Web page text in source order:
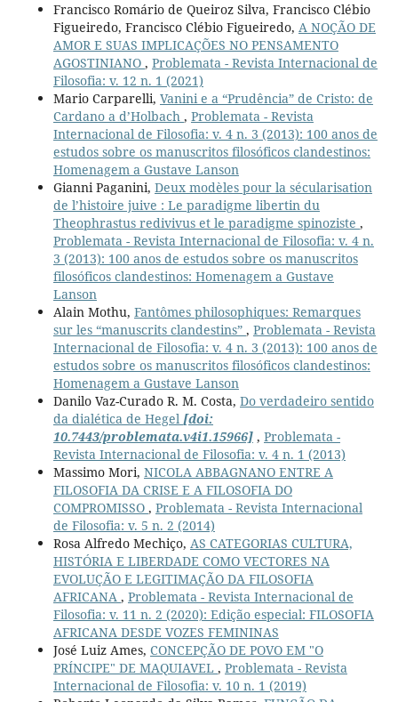
Francisco Romário de Queiroz Silva, Francisco Clébio
Figueiredo, Francisco Clébio Figueiredo, A NOÇÃO DE
AMOR E SUAS IMPLICAÇÕES NO PENSAMENTO
AGOSTINIANO , Problemata - Revista Internacional de
Filosofia: v. 12 n. 1 (2021)
Mario Carparelli, Vanini e a “Prudência” de Cristo: de
Cardano a d’Holbach , Problemata - Revista
Internacional de Filosofia: v. 4 n. 3 (2013): 100 anos de
estudos sobre os manuscritos filosóficos clandestinos:
Homenagem a Gustave Lanson
Gianni Paganini, Deux modèles pour la sécularisation
de l’histoire juive : Le paradigme libertin du
Theophrastus redivivus et le paradigme spinoziste ,
Problemata - Revista Internacional de Filosofia: v. 4 n.
3 (2013): 100 anos de estudos sobre os manuscritos
filosóficos clandestinos: Homenagem a Gustave
Lanson
Alain Mothu, Fantômes philosophiques: Remarques
sur les “manuscrits clandestins” , Problemata - Revista
Internacional de Filosofia: v. 4 n. 3 (2013): 100 anos de
estudos sobre os manuscritos filosóficos clandestinos:
Homenagem a Gustave Lanson
Danilo Vaz-Curado R. M. Costa, Do verdadeiro sentido
da dialética de Hegel [doi:
10.7443/problemata.v4i1.15966], Problemata -
Revista Internacional de Filosofia: v. 4 n. 1 (2013)
Massimo Mori, NICOLA ABBAGNANO ENTRE A
FILOSOFIA DA CRISE E A FILOSOFIA DO
COMPROMISSO , Problemata - Revista Internacional
de Filosofia: v. 5 n. 2 (2014)
Rosa Alfredo Mechiço, AS CATEGORIAS CULTURA,
HISTÓRIA E LIBERDADE COMO VECTORES NA
EVOLUÇÃO E LEGITIMAÇÃO DA FILOSOFIA
AFRICANA , Problemata - Revista Internacional de
Filosofia: v. 11 n. 2 (2020): Edição especial: FILOSOFIA
AFRICANA DESDE VOZES FEMININAS
José Luiz Ames, CONCEPÇÃO DE POVO EM "O
PRÍNCIPE" DE MAQUIAVEL , Problemata - Revista
Internacional de Filosofia: v. 10 n. 1 (2019)